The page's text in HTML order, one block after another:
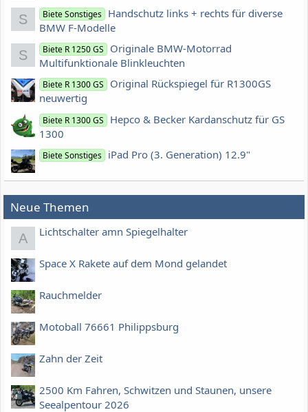
S Biete Sonstiges Handschutz links + rechts für diverse
BMW F-Modelle
S Biete R 1250 GS
Originale BMW-Motorrad
Multifunktionale Blinkleuchten
Biete R 1300 GS
Original Rückspiegel für R1300GS
neuwertig
Biete R 1300 GS
Hepco & Becker Kardanschutz für GS
1300
Biete Sonstiges iPad Pro (3. Generation) 12.9"
Neue Themen
A Lichtschalter amn Spiegelhalter
Space X Rakete auf dem Mond gelandet
Rauchmelder
Motoball 76661 Philippsburg
Zahn der Zeit
2500 Km Fahren, Schwitzen und Staunen, unsere
Seealpentour 2026